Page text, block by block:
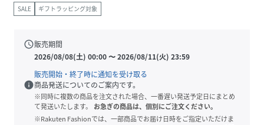
SALE ギフトラッピング対象
schedule販売期間
2026/08/08(土) 00:00〜2026/08/11(火) 23:59
販売開始・終了時に通知を受け取る
info商品発送についてのご案内です。
※同時に複数の商品を注文された場合、一番遅い発送予定日にまとめ
て発送いたします。
お急ぎの商品は、個別にご注文ください。
※Rakuten Fashionでは、一部商品でお届け日時をご指定いただけま